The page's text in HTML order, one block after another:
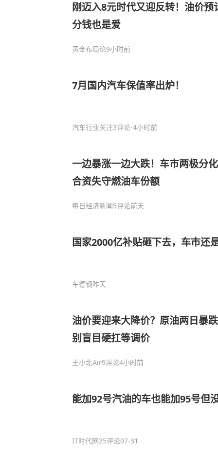
刚迈入8元时代又迎反转！油价
分钱也是爱
黄金布局论9小时前
7月国内汽车保值率出炉！
汽车行业关注3评论-4小时前
一边暴涨一边大跌！车市两极分
合资失守燃油车份额
每日经济新闻5评论前天
国家2000亿补贴砸下去，车市还
车德钢昨天
油价要迎来大降价？原油两日暴
别盲目硬扛等调价
王小北Air9评论4小时前
能加92号汽油的车也能加95号但
IT时代网25评论07-31